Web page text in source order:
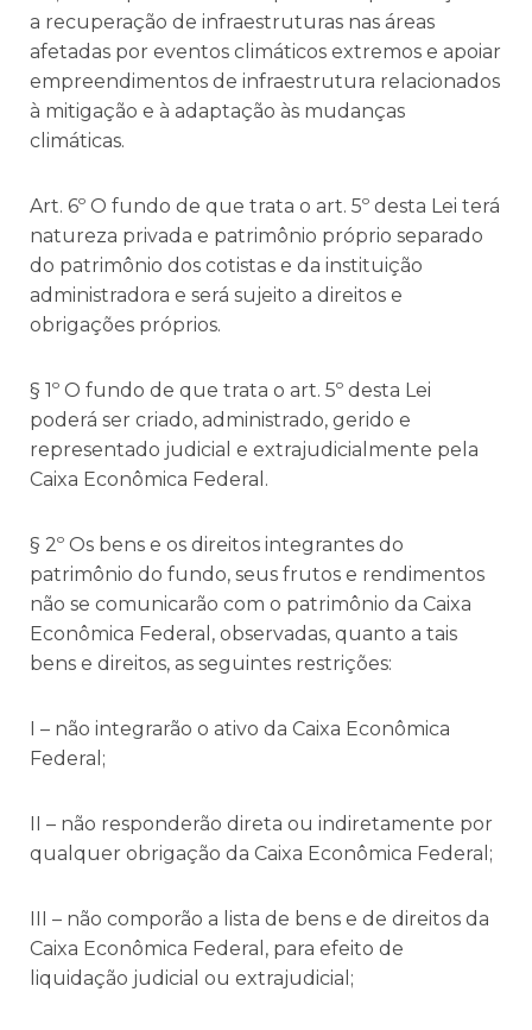
a recuperação de infraestruturas nas áreas
afetadas por eventos climáticos extremos e apoiar
empreendimentos de infraestrutura relacionados
à mitigação e à adaptação às mudanças
climáticas.
Art. 6º O fundo de que trata o art. 5º desta Lei terá
natureza privada e patrimônio próprio separado
do patrimônio dos cotistas e da instituição
administradora e será sujeito a direitos e
obrigações próprios.
§ 1º O fundo de que trata o art. 5º desta Lei
poderá ser criado, administrado, gerido e
representado judicial e extrajudicialmente pela
Caixa Econômica Federal.
§ 2º Os bens e os direitos integrantes do
patrimônio do fundo, seus frutos e rendimentos
não se comunicarão com o patrimônio da Caixa
Econômica Federal, observadas, quanto a tais
bens e direitos, as seguintes restrições:
I – não integrarão o ativo da Caixa Econômica
Federal;
II – não responderão direta ou indiretamente por
qualquer obrigação da Caixa Econômica Federal;
III – não comporão a lista de bens e de direitos da
Caixa Econômica Federal, para efeito de
liquidação judicial ou extrajudicial;